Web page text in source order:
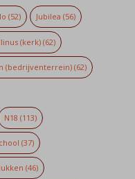
(52) Jubilea (56)
(kerk)(62)
(bedrijventerrein)(62)
N18 (113)
(37)
(46)